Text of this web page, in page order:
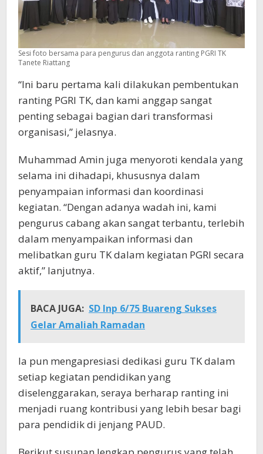
Sesi foto bersama para pengurus dan anggota ranting PGRI TK
Tanete Riattang
“Ini baru pertama kali dilakukan pembentukan
ranting PGRI TK, dan kami anggap sangat
penting sebagai bagian dari transformasi
organisasi,” jelasnya.
Muhammad Amin juga menyoroti kendala yang
selama ini dihadapi, khususnya dalam
penyampaian informasi dan koordinasi
kegiatan. “Dengan adanya wadah ini, kami
pengurus cabang akan sangat terbantu, terlebih
dalam menyampaikan informasi dan
melibatkan guru TK dalam kegiatan PGRI secara
aktif,” lanjutnya.
BACA JUGA: SD Inp 6/75 Buareng Sukses
Gelar Amaliah Ramadan
Ia pun mengapresiasi dedikasi guru TK dalam
setiap kegiatan pendidikan yang
diselenggarakan, seraya berharap ranting ini
menjadi ruang kontribusi yang lebih besar bagi
para pendidik di jenjang PAUD.